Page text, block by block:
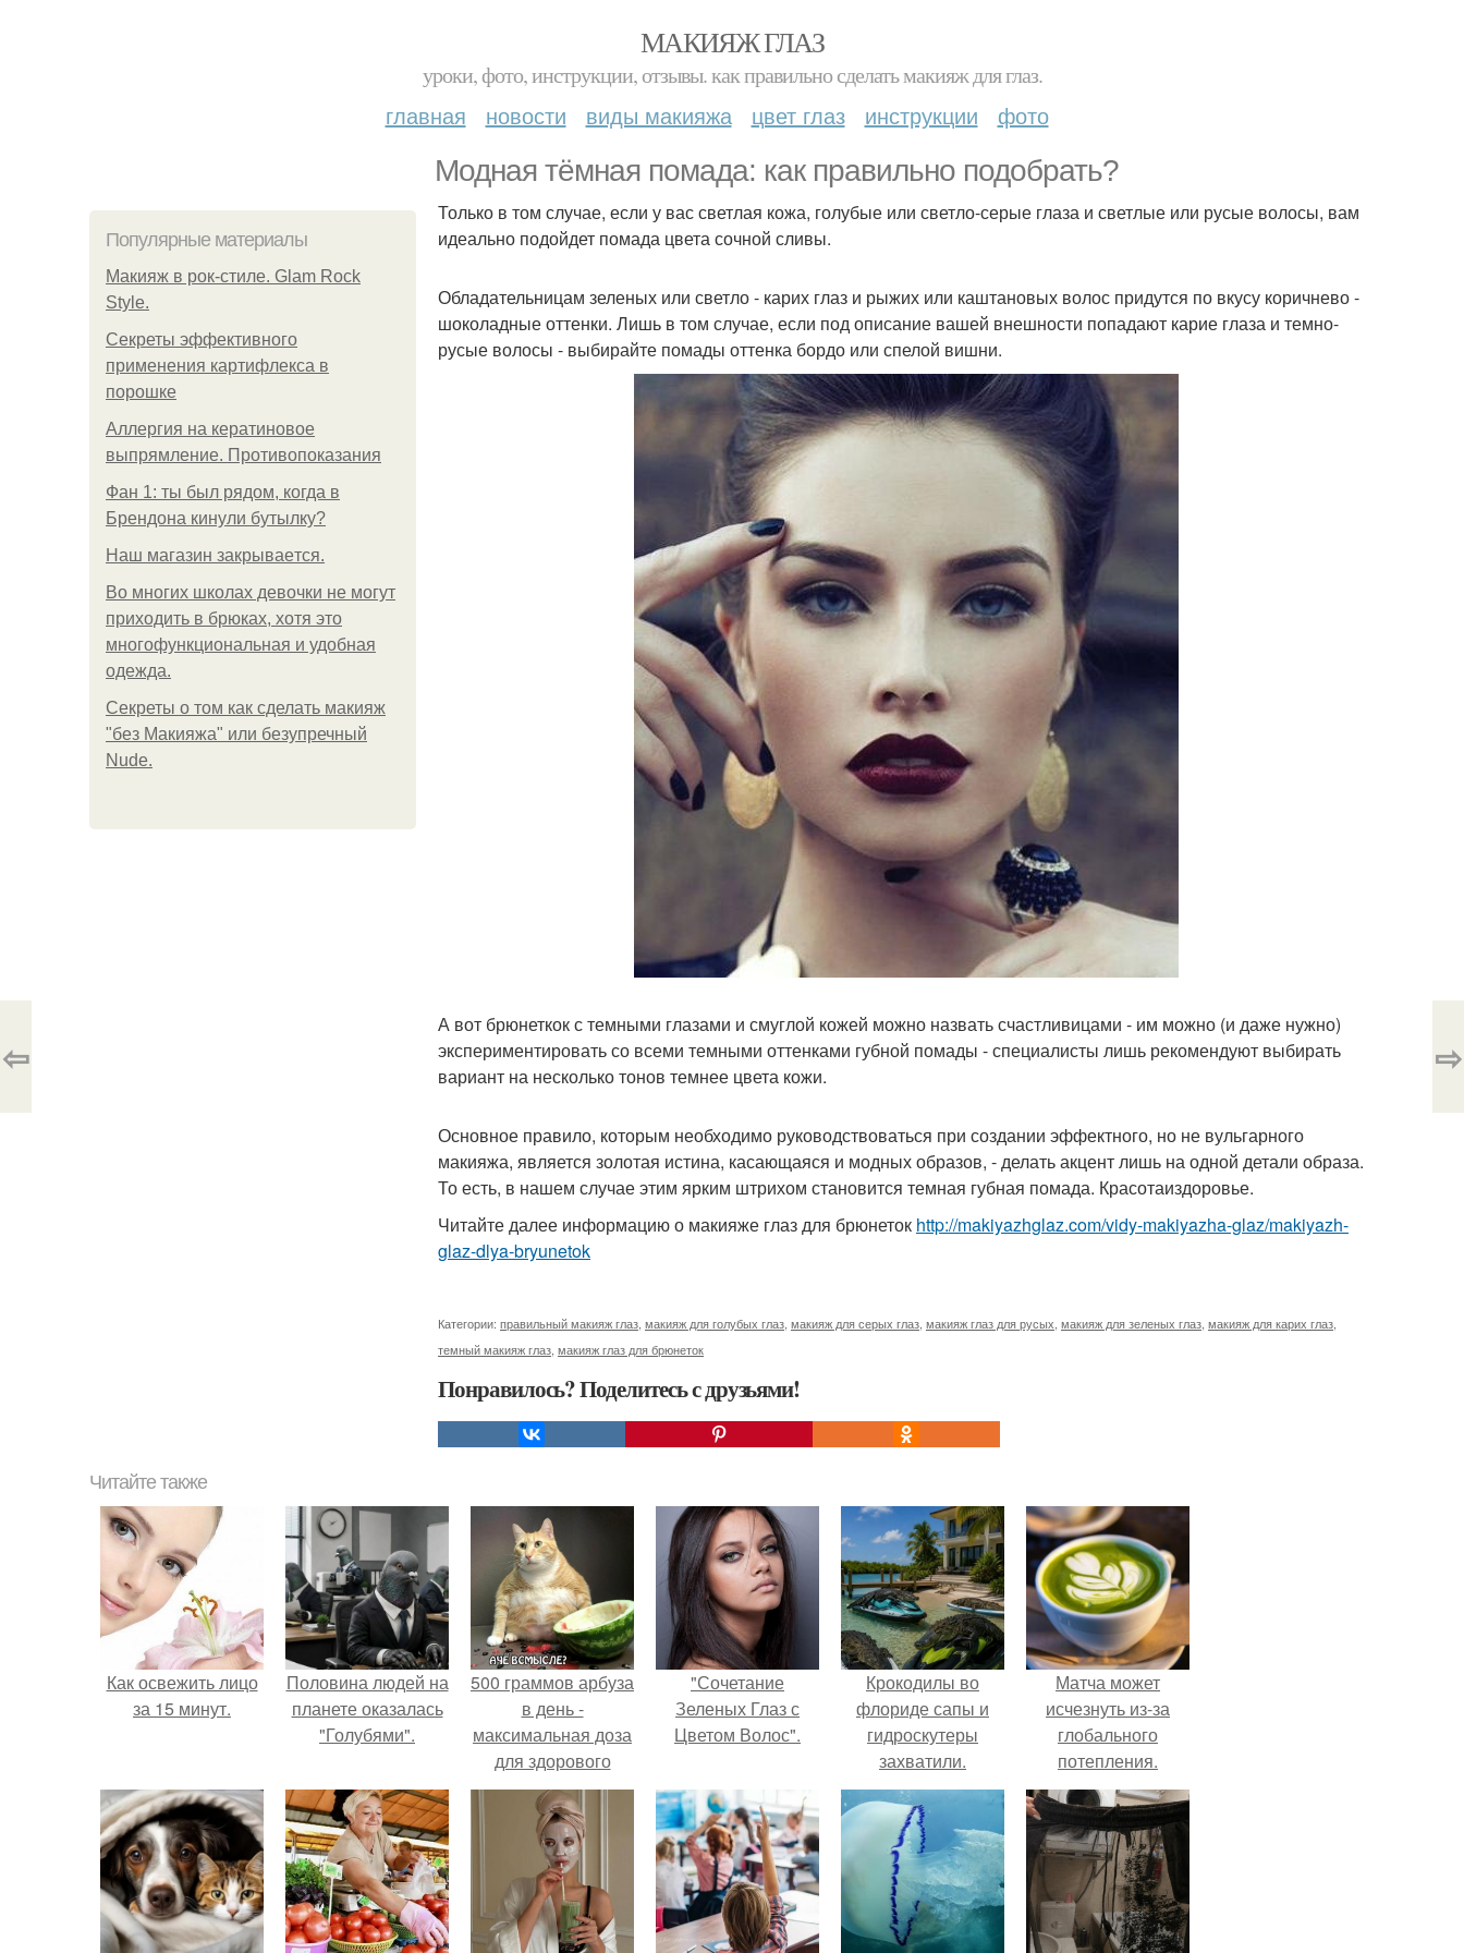
МАКИЯЖ ГЛАЗ
уроки, фото, инструкции, отзывы. как правильно сделать макияж для глаз.
главная новости виды макияжа цвет глаз инструкции фото
Модная тёмная помада: как правильно подобрать?
Популярные материалы
Макияж в рок-стиле. Glam Rock
Style.
Секреты эффективного
применения картифлекса в
порошке
Аллергия на кератиновое
выпрямление. Противопоказания
Фан 1: ты был рядом, когда в
Брендона кинули бутылку?
Нaш магaзин зaкрывaeтся.
Во многих школах девочки не могут
приходить в брюках, хотя это
многофункциональная и удобная
одежда.
Секреты о том как сделать макияж
"без Макияжа" или безупречный
Nude.
Только в том случае, если у вас светлая кожа, голубые или светло-серые глаза и светлые или русые волосы, вам
идеально подойдет помада цвета сочной сливы.
Обладательницам зеленых или светло - карих глаз и рыжих или каштановых волос придутся по вкусу коричнево -
шоколадные оттенки. Лишь в том случае, если под описание вашей внешности попадают карие глаза и темно-
русые волосы - выбирайте помады оттенка бордо или спелой вишни.
А вот брюнеткок с темными глазами и смуглой кожей можно назвать счастливицами - им можно (и даже нужно)
экспериментировать со всеми темными оттенками губной помады - специалисты лишь рекомендуют выбирать
вариант на несколько тонов темнее цвета кожи.
Основное правило, которым необходимо руководствоваться при создании эффектного, но не вульгарного
макияжа, является золотая истина, касающаяся и модных образов, - делать акцент лишь на одной детали образа.
То есть, в нашем случае этим ярким штрихом становится темная губная помада. Красотаиздоровье.
Читайте далее информацию о макияже глаз для брюнеток http://makiyazhglaz.com/vidy-makiyazha-glaz/makiyazh-
glaz-dlya-bryunetok
Категории: правильный макияж глаз макияж для голубых глаз макияж для серых глаз макияж глаз для русых макияж для зеленых глаз макияж для карих глаз
темный макияж глаз макияж глаз для брюнеток
Понравилось? Поделитесь с друзьями!
⇦ ⇨
Читайте также
Как освежить лицо
за 15 минут.
Половина людей на
планете оказалась
"Голубями".
500 граммов арбуза
в день -
максимальная доза
для здорового
взрослого,
предупредили
врачи.
"Сочетание
Зеленых Глаз с
Цветом Волос".
Крокодилы во
флориде сапы и
гидроскутеры
захватили.
Матча может
исчезнуть из-за
глобального
потепления.